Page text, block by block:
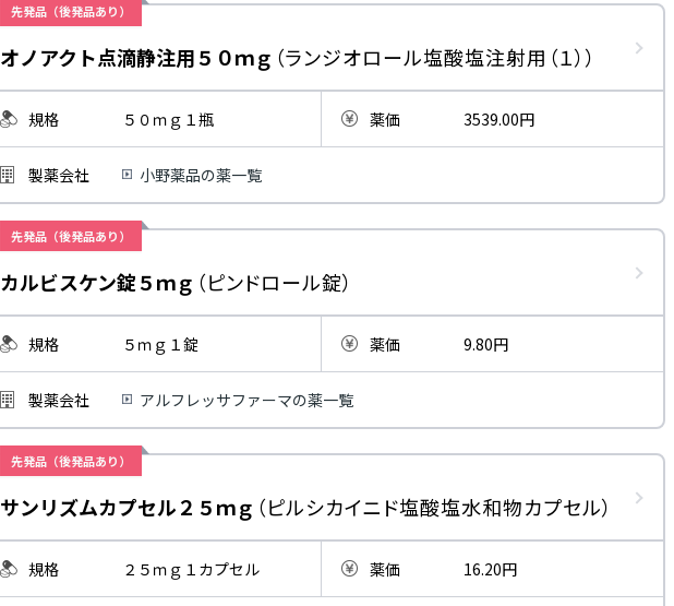
先発品（後発品あり）
オノアクト点滴静注用５０ｍｇ （ランジオロール塩酸塩注射用（１））
規格 ５０ｍｇ１瓶 薬価 3539.00円
製薬会社 小野薬品の薬一覧
先発品（後発品あり）
カルビスケン錠５ｍｇ （ピンドロール錠）
規格 ５ｍｇ１錠 薬価 9.80円
製薬会社 アルフレッサファーマの薬一覧
先発品（後発品あり）
サンリズムカプセル２５ｍｇ （ピルシカイニド塩酸塩水和物カプセル）
規格 ２５ｍｇ１カプセル 薬価 16.20円